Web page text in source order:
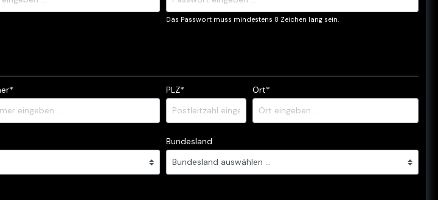
Das Passwort muss mindestens 8 Zeichen lang sein.
PLZ* Ort*
Bundesland